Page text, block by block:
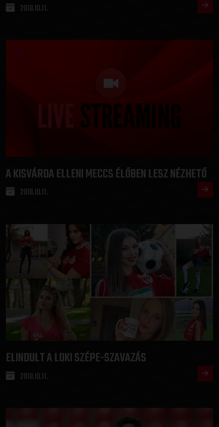
2018.10.11.
A KISVÁRDA ELLENI MECCS ÉLŐBEN LESZ NÉZHETŐ
2018.10.11.
ELINDULT A LOKI SZÉPE-SZAVAZÁS
2018.10.11.